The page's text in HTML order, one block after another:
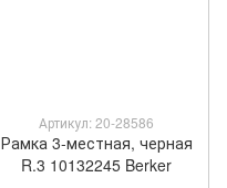
Артикул: 20-28586
Рамка 3-местная, черная
R.3 10132245 Berker